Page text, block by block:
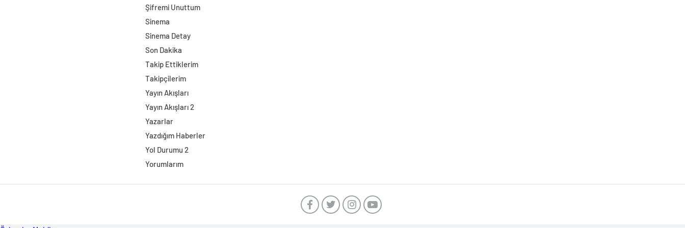
Şifremi Unuttum
Sinema
Sinema Detay
Son Dakika
Takip Ettiklerim
Takipçilerim
Yayın Akışları
Yayın Akışları 2
Yazarlar
Yazdığım Haberler
Yol Durumu 2
Yorumlarım